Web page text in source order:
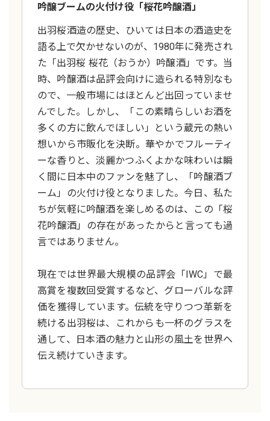
吟醸ブームの火付け役「桜花吟醸酒」
出羽桜酒造の歴史、ひいては日本の酒造史を
語る上で欠かせないのが、1980年に発売され
た「出羽桜 桜花（おうか）吟醸酒」です。当
時、吟醸酒は品評会向けに造られる特別なも
ので、一般市場にはほとんど出回っていませ
んでした。しかし、「この素晴らしいお酒を
多くの方に飲んでほしい」という蔵元の熱い
想いから市販化を決断。華やかでフルーティ
ーな香りと、淡麗かつふくよかな味わいは瞬
く間に日本中のファンを魅了し、「吟醸酒ブ
ーム」の火付け役となりました。今日、私た
ちが気軽に吟醸酒を楽しめるのは、この「桜
花吟醸酒」の存在があったからと言っても過
言ではありません。
現在では世界最大規模の品評会「IWC」で最
高賞を複数回受賞するなど、グローバルな評
価を獲得しています。伝統を守りつつ革新を
続ける出羽桜は、これからも一杯のグラスを
通して、日本酒の魅力と山形の風土を世界へ
伝え続けていきます。